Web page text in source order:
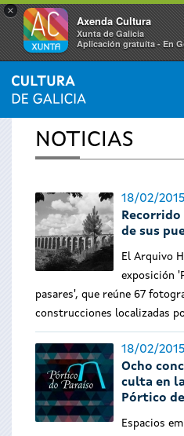
×
Axenda Cultura
Xunta de Galicia
Aplicación gratuíta - En
Se
encuentra
usted
aquí
INICIO › ACTUALIDAD
NOTICIAS
18/02/2015
de sus
El Arquivo
exposición
pasares', que reúne 67
construcciones localizadas
18/02/2015
Ocho
culta en
Pórtico
Espacios